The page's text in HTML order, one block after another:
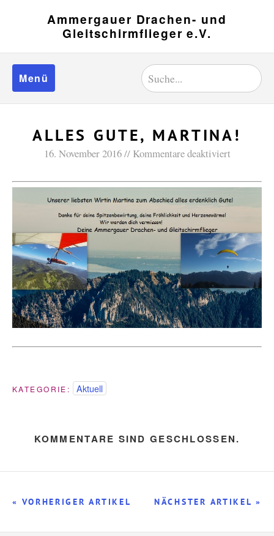
Ammergauer Drachen- und
Gleitschirmflieger e.V.
Menü
ALLES GUTE, MARTINA!
16. November 2016 Kommentare deaktiviert
KATEGORIE: Aktuell
KOMMENTARE SIND GESCHLOSSEN.
NÄCHSTER ARTIKEL »
« VORHERIGER ARTIKEL